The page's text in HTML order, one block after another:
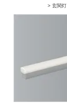
> 玄関灯